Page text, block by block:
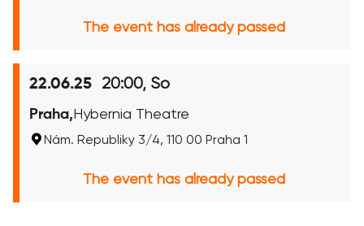
The event has already passed
22.06.25 20:00, So
Praha, Hybernia Theatre
Nám. Republiky 3/4, 110 00 Praha 1
The event has already passed